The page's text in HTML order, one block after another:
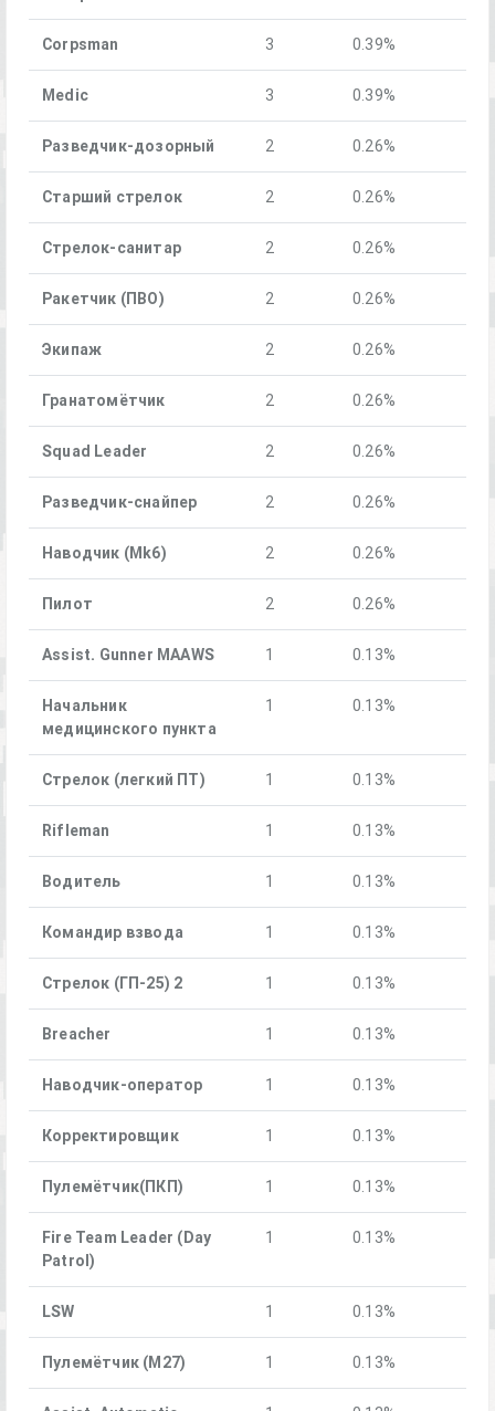
Corpsman 3 0.39%
Medic 3 0.39%
Разведчик-дозорный 2 0.26%
Старший стрелок 2 0.26%
Стрелок-санитар 2 0.26%
Ракетчик (ПВО) 2 0.26%
Экипаж 2 0.26%
Гранатомётчик 2 0.26%
Squad Leader 2 0.26%
Разведчик-снайпер 2 0.26%
Наводчик (Mk6) 2 0.26%
Пилот 2 0.26%
Assist. Gunner MAAWS 1 0.13%
Начальник
медицинского пункта
1 0.13%
Стрелок (легкий ПТ) 1 0.13%
Rifleman 1 0.13%
Водитель 1 0.13%
Командир взвода 1 0.13%
Стрелок (ГП-25) 2 1 0.13%
Breacher 1 0.13%
Наводчик-оператор 1 0.13%
Корректировщик 1 0.13%
Пулемётчик(ПКП) 1 0.13%
Fire Team Leader (Day
Patrol)
1 0.13%
LSW 1 0.13%
Пулемётчик (М27) 1 0.13%